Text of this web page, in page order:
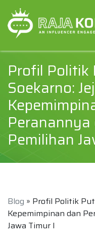
Profil Politik
Soekarno:
Pemilihan
Blog » Profil Politik
Kepemimpinan dan
Jawa Timur I